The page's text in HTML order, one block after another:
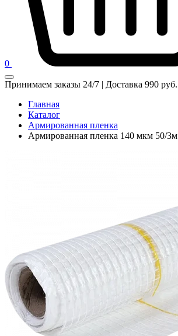
0
Принимаем заказы 24/7 | Доставка 990 руб.
Главная
Каталог
Армированная пленка
Армированная пленка 140 мкм 50/3м